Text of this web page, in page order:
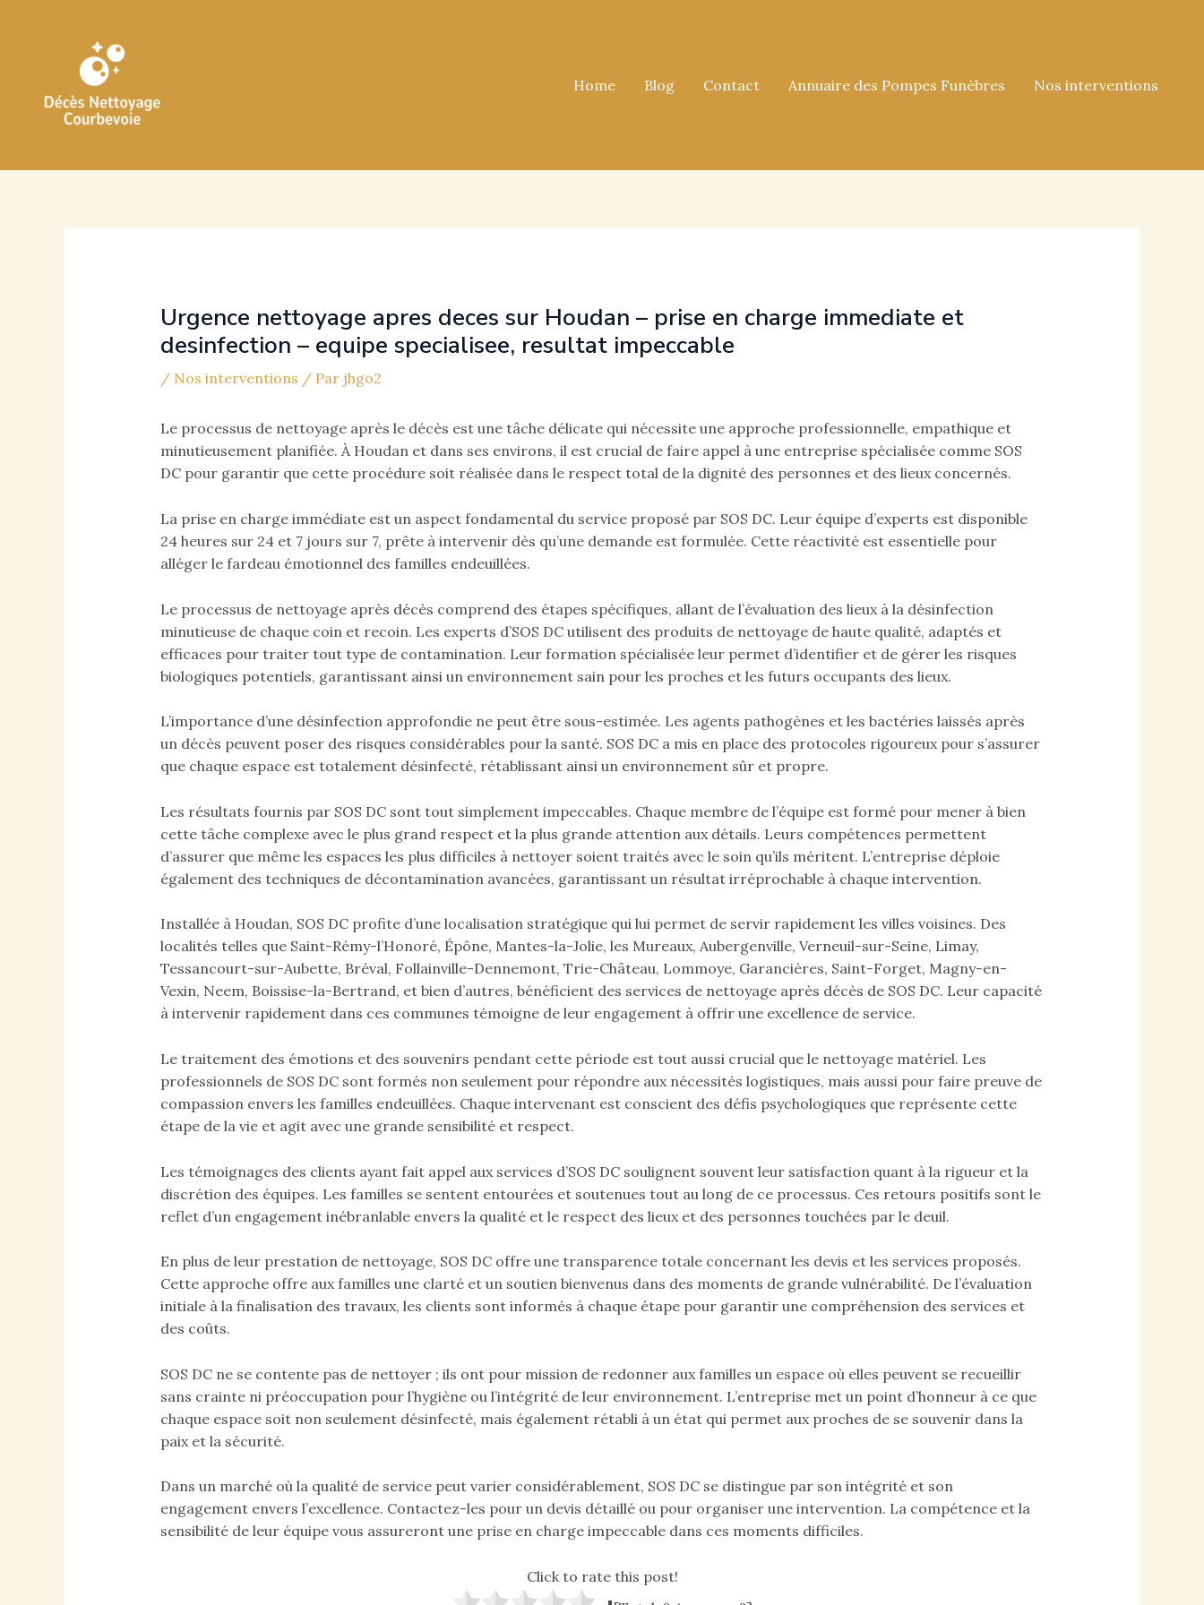
Home
Blog Contact Annuaire des Pompes Funèbres Nos interventions
Urgence nettoyage apres deces sur Houdan – prise en charge immediate et
desinfection – equipe specialisee, resultat impeccable
/ Nos interventions / Par jhgo2
Le processus de nettoyage après le décès est une tâche délicate qui nécessite une approche professionnelle, empathique et
minutieusement planifiée. À Houdan et dans ses environs, il est crucial de faire appel à une entreprise spécialisée comme SOS
DC pour garantir que cette procédure soit réalisée dans le respect total de la dignité des personnes et des lieux concernés.
La prise en charge immédiate est un aspect fondamental du service proposé par SOS DC. Leur équipe d’experts est disponible
24 heures sur 24 et 7 jours sur 7, prête à intervenir dès qu’une demande est formulée. Cette réactivité est essentielle pour
alléger le fardeau émotionnel des familles endeuillées.
Le processus de nettoyage après décès comprend des étapes spécifiques, allant de l’évaluation des lieux à la désinfection
minutieuse de chaque coin et recoin. Les experts d’SOS DC utilisent des produits de nettoyage de haute qualité, adaptés et
efficaces pour traiter tout type de contamination. Leur formation spécialisée leur permet d’identifier et de gérer les risques
biologiques potentiels, garantissant ainsi un environnement sain pour les proches et les futurs occupants des lieux.
L’importance d’une désinfection approfondie ne peut être sous-estimée. Les agents pathogènes et les bactéries laissés après
un décès peuvent poser des risques considérables pour la santé. SOS DC a mis en place des protocoles rigoureux pour s’assurer
que chaque espace est totalement désinfecté, rétablissant ainsi un environnement sûr et propre.
Les résultats fournis par SOS DC sont tout simplement impeccables. Chaque membre de l’équipe est formé pour mener à bien
cette tâche complexe avec le plus grand respect et la plus grande attention aux détails. Leurs compétences permettent
d’assurer que même les espaces les plus difficiles à nettoyer soient traités avec le soin qu’ils méritent. L’entreprise déploie
également des techniques de décontamination avancées, garantissant un résultat irréprochable à chaque intervention.
Installée à Houdan, SOS DC profite d’une localisation stratégique qui lui permet de servir rapidement les villes voisines. Des
localités telles que Saint-Rémy-l’Honoré, Épône, Mantes-la-Jolie, les Mureaux, Aubergenville, Verneuil-sur-Seine, Limay,
Tessancourt-sur-Aubette, Bréval, Follainville-Dennemont, Trie-Château, Lommoye, Garancières, Saint-Forget, Magny-en-
Vexin, Neem, Boissise-la-Bertrand, et bien d’autres, bénéficient des services de nettoyage après décès de SOS DC. Leur capacité
à intervenir rapidement dans ces communes témoigne de leur engagement à offrir une excellence de service.
Le traitement des émotions et des souvenirs pendant cette période est tout aussi crucial que le nettoyage matériel. Les
professionnels de SOS DC sont formés non seulement pour répondre aux nécessités logistiques, mais aussi pour faire preuve de
compassion envers les familles endeuillées. Chaque intervenant est conscient des défis psychologiques que représente cette
étape de la vie et agit avec une grande sensibilité et respect.
Les témoignages des clients ayant fait appel aux services d’SOS DC soulignent souvent leur satisfaction quant à la rigueur et la
discrétion des équipes. Les familles se sentent entourées et soutenues tout au long de ce processus. Ces retours positifs sont le
reflet d’un engagement inébranlable envers la qualité et le respect des lieux et des personnes touchées par le deuil.
En plus de leur prestation de nettoyage, SOS DC offre une transparence totale concernant les devis et les services proposés.
Cette approche offre aux familles une clarté et un soutien bienvenus dans des moments de grande vulnérabilité. De l’évaluation
initiale à la finalisation des travaux, les clients sont informés à chaque étape pour garantir une compréhension des services et
des coûts.
SOS DC ne se contente pas de nettoyer ; ils ont pour mission de redonner aux familles un espace où elles peuvent se recueillir
sans crainte ni préoccupation pour l’hygiène ou l’intégrité de leur environnement. L’entreprise met un point d’honneur à ce que
chaque espace soit non seulement désinfecté, mais également rétabli à un état qui permet aux proches de se souvenir dans la
paix et la sécurité.
Dans un marché où la qualité de service peut varier considérablement, SOS DC se distingue par son intégrité et son
engagement envers l’excellence. Contactez-les pour un devis détaillé ou pour organiser une intervention. La compétence et la
sensibilité de leur équipe vous assureront une prise en charge impeccable dans ces moments difficiles.
Click to rate this post!